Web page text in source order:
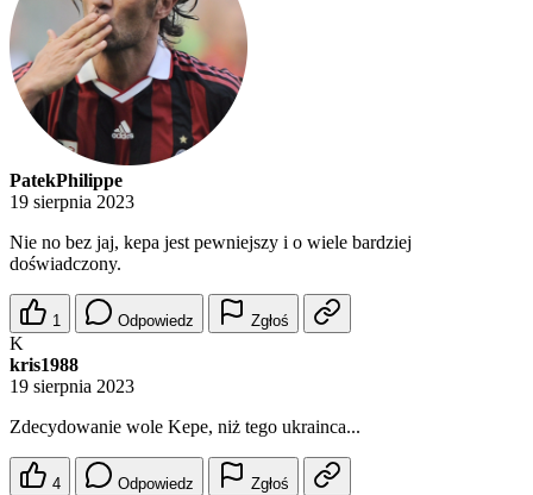
PatekPhilippe
19 sierpnia 2023
Nie no bez jaj, kepa jest pewniejszy i o wiele bardziej
doświadczony.
1 Odpowiedz Zgłoś
K
kris1988
19 sierpnia 2023
Zdecydowanie wole Kepe, niż tego ukrainca...
4 Odpowiedz Zgłoś